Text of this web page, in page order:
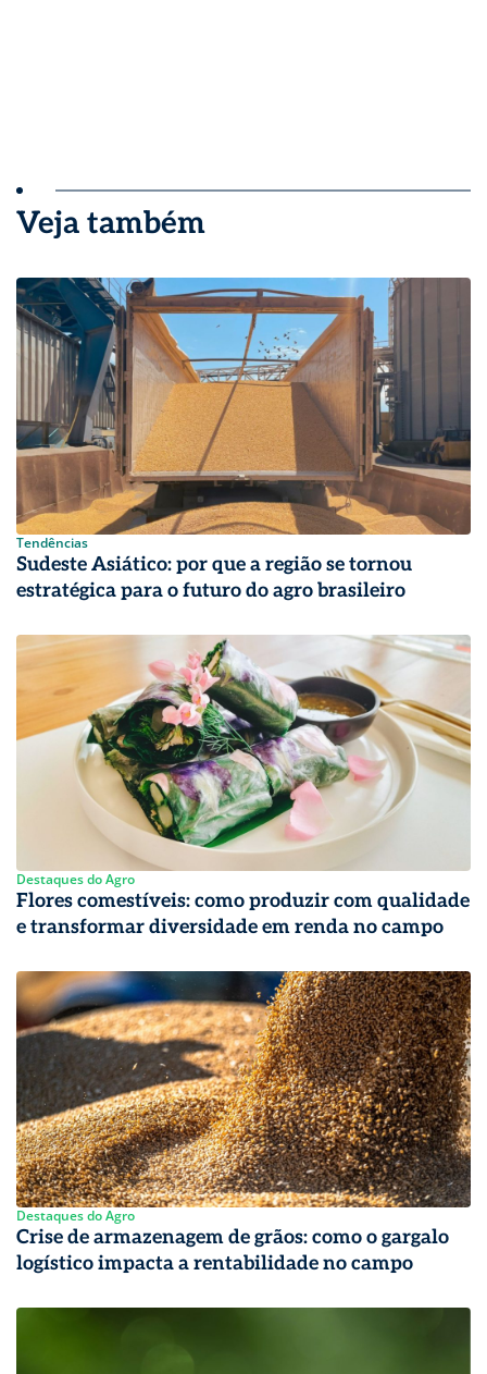
Veja também
Tendências
Sudeste Asiático: por que a região se tornou
estratégica para o futuro do agro brasileiro
Destaques do Agro
Flores comestíveis: como produzir com qualidade
e transformar diversidade em renda no campo
Destaques do Agro
Crise de armazenagem de grãos: como o gargalo
logístico impacta a rentabilidade no campo